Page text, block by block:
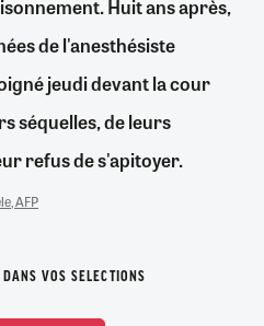
Huit ans après,
de l'anesthésiste
jeudi devant la cour
séquelles, de leurs
refus de s'apitoyer.
AFP
DANS VOS SELECTIONS